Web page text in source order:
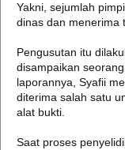
Yakni, sejumlah
dinas dan menerima
Pengusutan itu
disampaikan
laporannya, Syafii
diterima salah satu
alat bukti.
Saat proses